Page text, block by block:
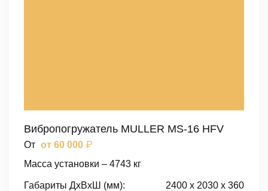
Вибропогружатель MULLER MS-16 HFV
От от 60 000 ₽
Масса установки – 4743 кг
Габариты ДxВxШ (мм): 2400 x 2030 x 360